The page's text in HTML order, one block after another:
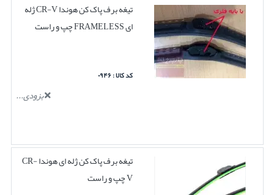
تیغه برف پاک کن هوندا CR-V ژله
ای FRAMELESS چپ و راست
کد کالا : ۰۹۴۶
بزودی...
تیغه برف پاک کن ژله ای هوندا CR-
V چپ و راست